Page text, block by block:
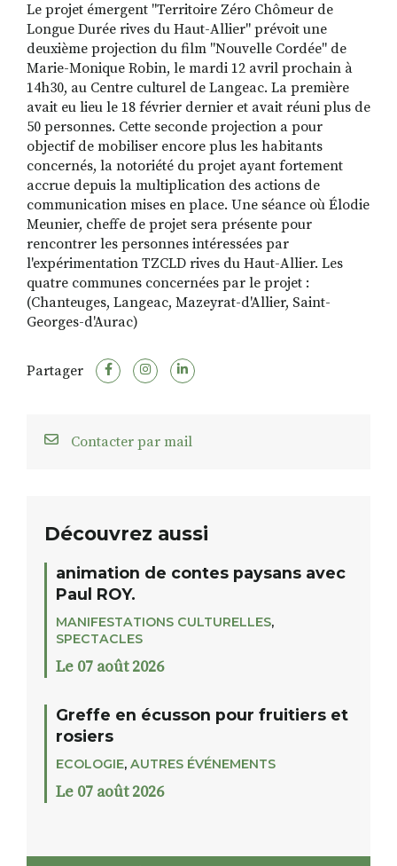
Le projet émergent "Territoire Zéro Chômeur de
Longue Durée rives du Haut-Allier" prévoit une
deuxième projection du film "Nouvelle Cordée" de
Marie-Monique Robin, le mardi 12 avril prochain à
14h30, au Centre culturel de Langeac. La première
avait eu lieu le 18 février dernier et avait réuni plus de
50 personnes. Cette seconde projection a pour
objectif de mobiliser encore plus les habitants
concernés, la notoriété du projet ayant fortement
accrue depuis la multiplication des actions de
communication mises en place. Une séance où Élodie
Meunier, cheffe de projet sera présente pour
rencontrer les personnes intéressées par
l'expérimentation TZCLD rives du Haut-Allier. Les
quatre communes concernées par le projet :
(Chanteuges, Langeac, Mazeyrat-d'Allier, Saint-
Georges-d'Aurac)
Partager
Contacter par mail
Découvrez aussi
animation de contes paysans avec
Paul ROY.
MANIFESTATIONS CULTURELLES,
SPECTACLES
Le 07 août 2026
Greffe en écusson pour fruitiers et
rosiers
ECOLOGIE, AUTRES ÉVÉNEMENTS
Le 07 août 2026